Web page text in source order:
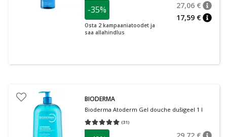
-35%
Osta 2 kampaaniatoodet ja
saa allahindlus
27,06 €
17,59 €
BIODERMA
Bioderma Atoderm Gel douche dušigeel 1 l
(31)
Keskmine hinnang 5.00